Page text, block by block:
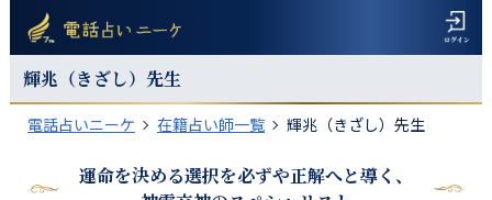
輝兆（きざし） 先生
電話占いニーケ 在籍占い師一覧 輝兆（きざし）先生
運命を決める選択を必ずや正解へと導く、